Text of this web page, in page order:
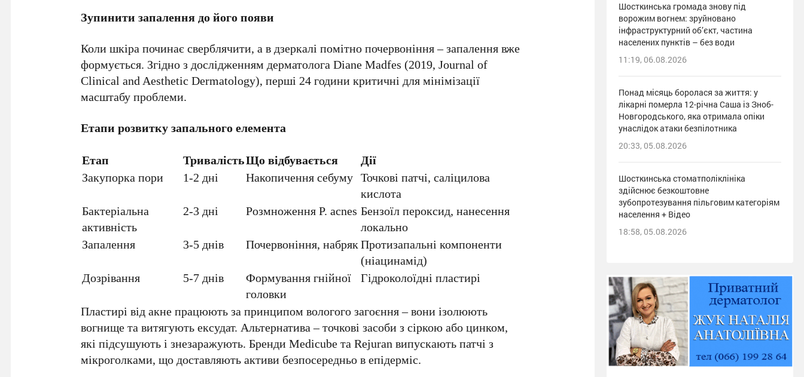
Зупинити запалення до його появи
Коли шкіра починає сверблячити, а в дзеркалі помітно почервоніння – запалення вже
формується. Згідно з дослідженням дерматолога Diane Madfes (2019, Journal of
Clinical and Aesthetic Dermatology), перші 24 години критичні для мінімізації
масштабу проблеми.
Етапи розвитку запального елемента
Етап
ТривалістьЩо відбувається
Дії
Закупорка пори
1-2 дні Накопичення себуму Точкові патчі, саліцилова
кислота
Бактеріальна
активність
2-3 дні Розмноження P. acnes Бензоїл пероксид, нанесення
локально
Запалення
3-5 днів Почервоніння, набрякПротизапальні компоненти
(ніацинамід)
Дозрівання
5-7 днів
Формування гнійної
головки
Гідроколоїдні пластирі
Пластирі від акне працюють за принципом вологого загоєння – вони ізолюють
вогнище та витягують ексудат. Альтернатива – точкові засоби з сіркою або цинком,
які підсушують і знезаражують. Бренди Medicube та Rejuran випускають патчі з
мікроголками, що доставляють активи безпосередньо в епідерміс.
Шосткинська громада знову під
ворожим вогнем: зруйновано
інфраструктурний об’єкт, частина
населених пунктів – без води
11:19, 06.08.2026
Понад місяць боролася за життя: у
лікарні померла 12-річна Саша із Зноб-
Новгородського, яка отримала опіки
унаслідок атаки безпілотника
20:33, 05.08.2026
Шосткинська стоматполіклініка
здійснює безкоштовне
зубопротезування пільговим категоріям
населення + Відео
18:58, 05.08.2026